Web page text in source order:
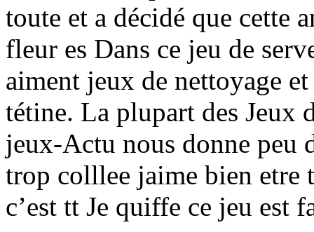
toute et a décidé que cette
fleur es Dans ce jeu de
aiment jeux de nettoyage
tétine. La plupart des Jeux
jeux-Actu nous donne peu
trop colllee jaime bien etre
c’est tt Je quiffe ce jeu est